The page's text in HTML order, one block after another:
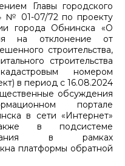
Главы городского
№ 01-07/72 по проекту
города Обнинска «О
на отклонение от
строительства,
строительства
номером
в период с 16.08.2024
обсуждения
портале
в сети «Интернет»
в подсистеме
в рамках
платформы обратной